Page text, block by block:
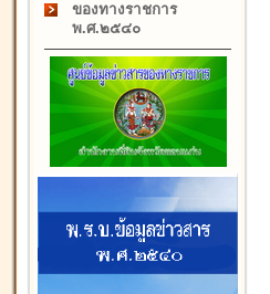
ของทางราชการ
พ.ศ.๒๕๔๐